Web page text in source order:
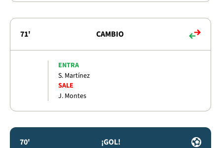
71' CAMBIO
ENTRA
S. Martínez
SALE
J. Montes
70' ¡GOL!